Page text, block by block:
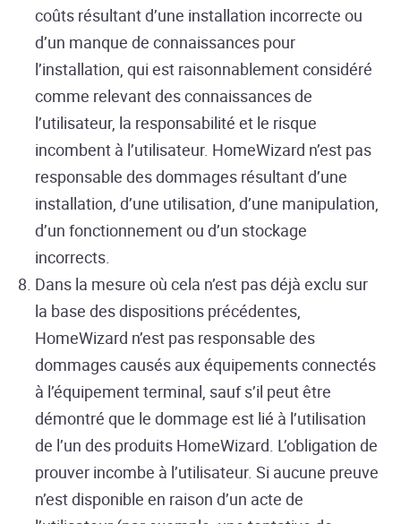
coûts résultant d’une installation incorrecte ou
d’un manque de connaissances pour
l’installation, qui est raisonnablement considéré
comme relevant des connaissances de
l’utilisateur, la responsabilité et le risque
incombent à l’utilisateur. HomeWizard n’est pas
responsable des dommages résultant d’une
installation, d’une utilisation, d’une manipulation,
d’un fonctionnement ou d’un stockage
incorrects.
Dans la mesure où cela n’est pas déjà exclu sur
la base des dispositions précédentes,
HomeWizard n’est pas responsable des
dommages causés aux équipements connectés
à l’équipement terminal, sauf s’il peut être
démontré que le dommage est lié à l’utilisation
de l’un des produits HomeWizard. L’obligation de
prouver incombe à l’utilisateur. Si aucune preuve
n’est disponible en raison d’un acte de